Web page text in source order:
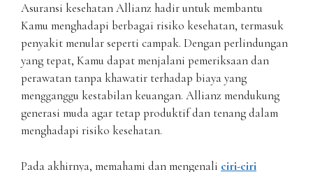
Asuransi kesehatan Allianz hadir untuk membantu
Kamu menghadapi berbagai risiko kesehatan, termasuk
penyakit menular seperti campak. Dengan perlindungan
yang tepat, Kamu dapat menjalani pemeriksaan dan
perawatan tanpa khawatir terhadap biaya yang
mengganggu kestabilan keuangan. Allianz mendukung
generasi muda agar tetap produktif dan tenang dalam
menghadapi risiko kesehatan.
Pada akhirnya, memahami dan mengenali ciri-ciri